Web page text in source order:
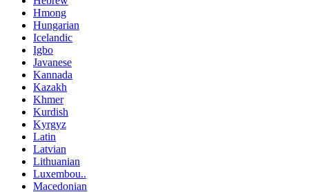
Hmong
Hungarian
Icelandic
Igbo
Javanese
Kannada
Kazakh
Khmer
Kurdish
Kyrgyz
Latin
Latvian
Lithuanian
Luxembou..
Macedonian